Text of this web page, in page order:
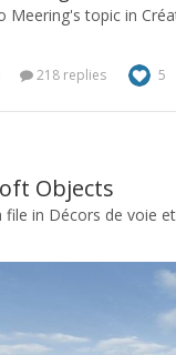
Meering's topic in
218 replies 5
Objects
file in Décors de voie